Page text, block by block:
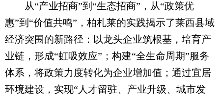
从“产业招商”到“生态招商”，从“政策优
惠”到“价值共鸣”，柏札莱的实践揭示了莱西县域
经济突围的新路径：以龙头企业筑根基，培育产
业链，形成“虹吸效应”；构建“全生命周期”服务
体系，将政策力度转化为企业增加值；通过宜居
环境建设，实现“人才留驻、产业升级、城市发